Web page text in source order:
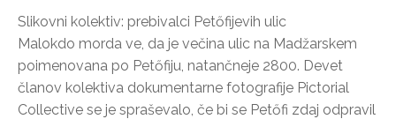
Slikovni kolektiv: prebivalci Petőfijevih ulic
Malokdo morda ve, da je večina ulic na Madžarskem
poimenovana po Petőfiju, natančneje 2800. Devet
članov kolektiva dokumentarne fotografije Pictorial
Collective se je spraševalo, če bi se Petőfi zdaj odpravil